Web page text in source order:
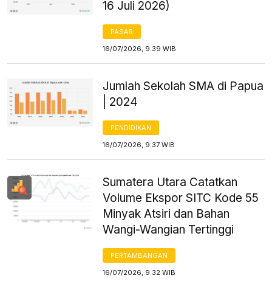
16 Juli 2026)
PASAR
16/07/2026, 9:39 WIB
Jumlah Sekolah SMA di Papua
| 2024
PENDIDIKAN
16/07/2026, 9:37 WIB
Sumatera Utara Catatkan
Volume Ekspor SITC Kode 55
Minyak Atsiri dan Bahan
Wangi-Wangian Tertinggi
PERTAMBANGAN
16/07/2026, 9:32 WIB